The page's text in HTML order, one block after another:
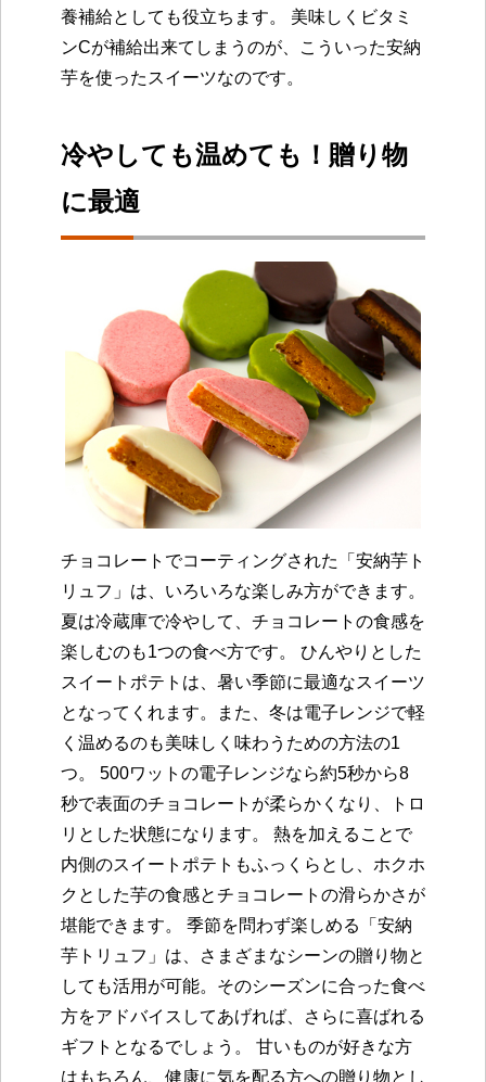
養補給としても役立ちます。 美味しくビタミ
ンCが補給出来てしまうのが、こういった安納
芋を使ったスイーツなのです。
冷やしても温めても！贈り物
に最適
チョコレートでコーティングされた「安納芋ト
リュフ」は、いろいろな楽しみ方ができます。
夏は冷蔵庫で冷やして、チョコレートの食感を
楽しむのも1つの食べ方です。 ひんやりとした
スイートポテトは、暑い季節に最適なスイーツ
となってくれます。また、冬は電子レンジで軽
く温めるのも美味しく味わうための方法の1
つ。 500ワットの電子レンジなら約5秒から8
秒で表面のチョコレートが柔らかくなり、トロ
リとした状態になります。 熱を加えることで
内側のスイートポテトもふっくらとし、ホクホ
クとした芋の食感とチョコレートの滑らかさが
堪能できます。 季節を問わず楽しめる「安納
芋トリュフ」は、さまざまなシーンの贈り物と
しても活用が可能。そのシーズンに合った食べ
方をアドバイスしてあげれば、さらに喜ばれる
ギフトとなるでしょう。 甘いものが好きな方
はもちろん、健康に気を配る方への贈り物とし